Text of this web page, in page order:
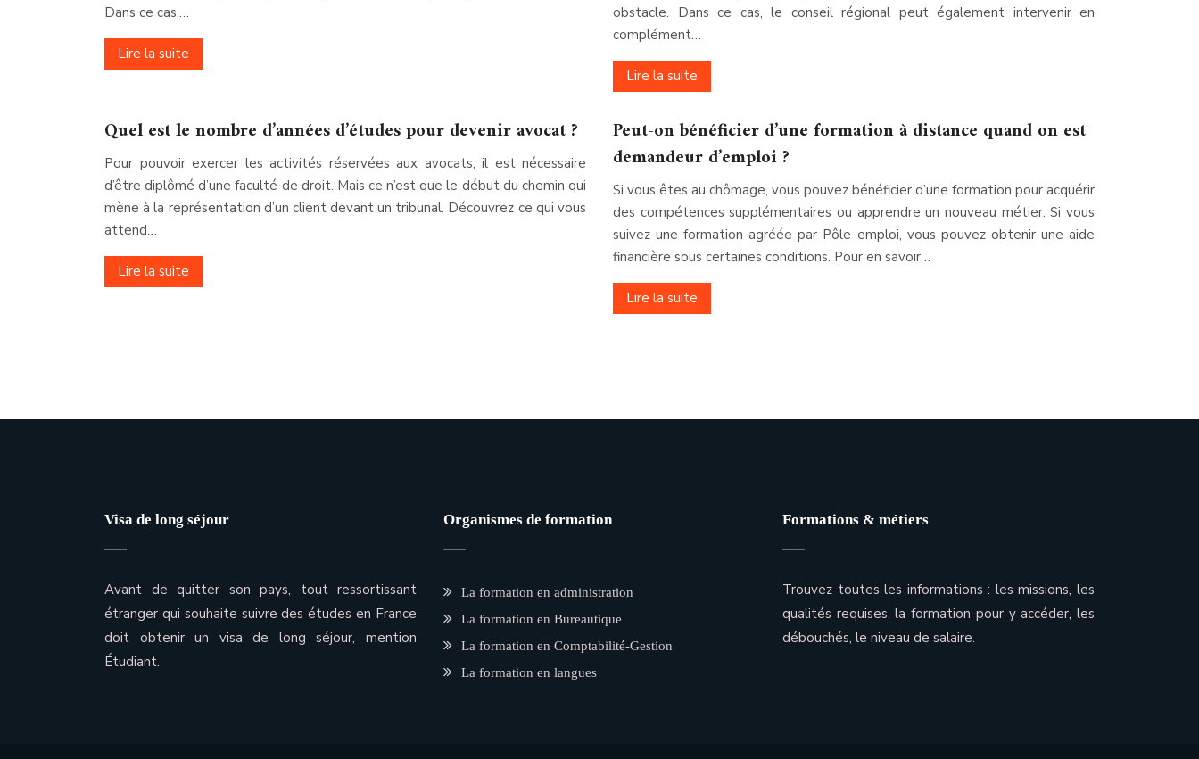
Dans ce cas,…
Lire la suite
obstacle. Dans ce cas, le conseil régional peut également intervenir en
complément…
Lire la suite
Quel est le nombre d’années d’études pour devenir avocat ?
Pour pouvoir exercer les activités réservées aux avocats, il est nécessaire
d’être diplômé d’une faculté de droit. Mais ce n’est que le début du chemin qui
mène à la représentation d’un client devant un tribunal. Découvrez ce qui vous
attend…
Lire la suite
Peut-on bénéficier d’une formation à distance quand on est
demandeur d’emploi ?
Si vous êtes au chômage, vous pouvez bénéficier d’une formation pour acquérir
des compétences supplémentaires ou apprendre un nouveau métier. Si vous
suivez une formation agréée par Pôle emploi, vous pouvez obtenir une aide
financière sous certaines conditions. Pour en savoir…
Lire la suite
Visa de long séjour
Avant de quitter son pays, tout ressortissant
étranger qui souhaite suivre des études en France
doit obtenir un visa de long séjour, mention
Étudiant.
Organismes de formation
La formation en administration
La formation en Bureautique
La formation en Comptabilité-Gestion
La formation en langues
Formations & métiers
Trouvez toutes les informations : les missions, les
qualités requises, la formation pour y accéder, les
débouchés, le niveau de salaire.